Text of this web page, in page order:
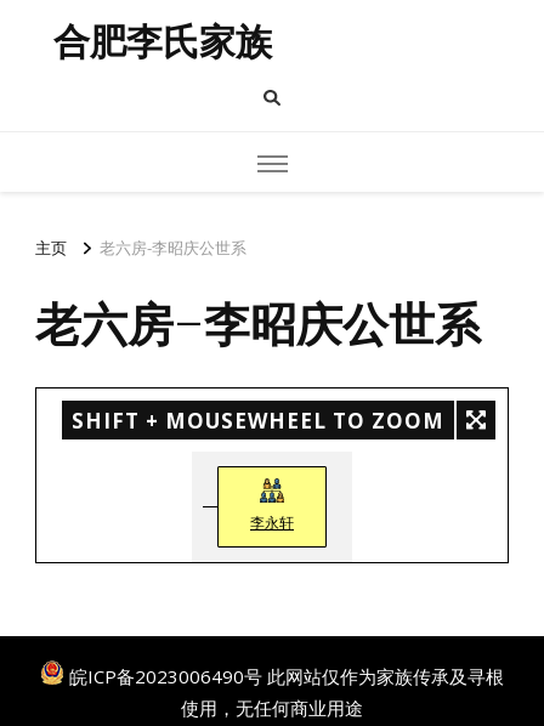
合肥李氏家族
主页 老六房-李昭庆公世系
老六房-李昭庆公世系
SHIFT + MOUSEWHEEL TO ZOOM
李永轩
皖ICP备2023006490号 此网站仅作为家族传承及寻根
使用，无任何商业用途